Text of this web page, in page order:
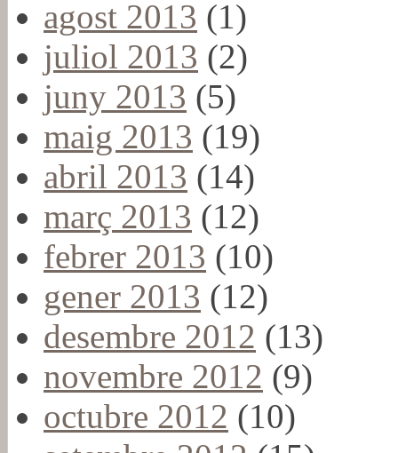
agost 2013 (1)
juliol 2013 (2)
juny 2013 (5)
maig 2013 (19)
abril 2013 (14)
març 2013 (12)
febrer 2013 (10)
gener 2013 (12)
desembre 2012 (13)
novembre 2012 (9)
octubre 2012 (10)